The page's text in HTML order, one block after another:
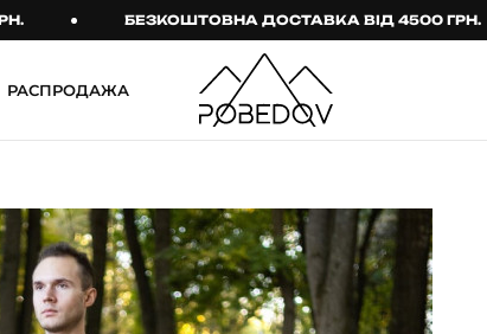
БЕЗКОШТОВНА ДОСТАВКА ВІД 4500 ГРН.
Джогери
Карго
Спортивні штани
Тактичний жіночий
одяг
Тактичний чоловічий
одяг
РАСПРОДАЖА